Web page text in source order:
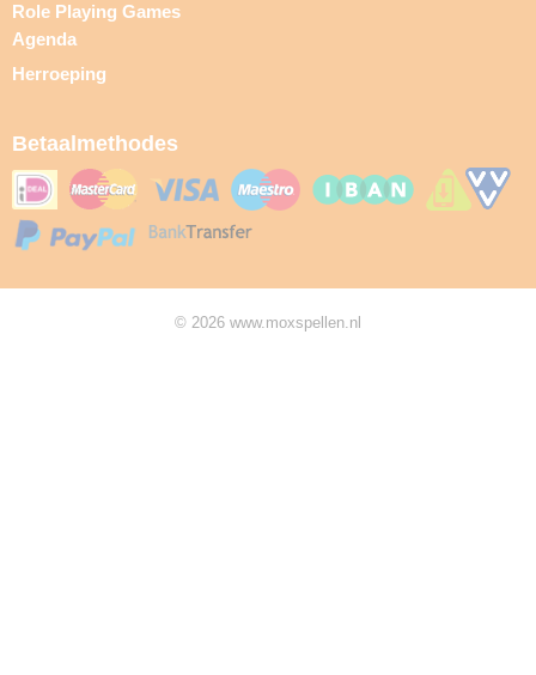
Role Playing Games
Agenda
Herroeping
Betaalmethodes
© 2026 www.moxspellen.nl